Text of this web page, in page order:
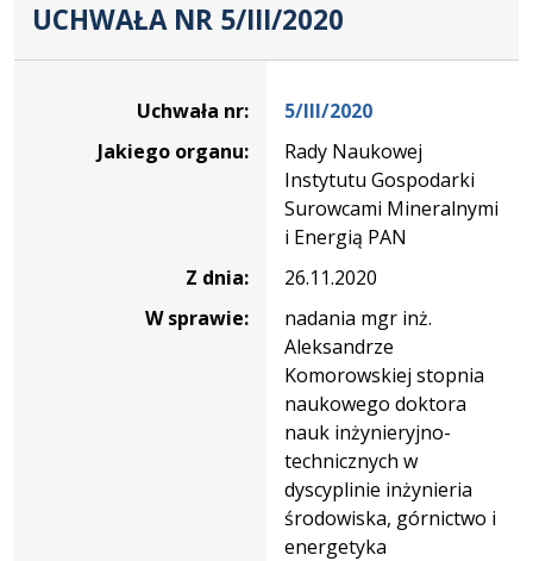
UCHWAŁA NR 5/III/2020
5/III/2020
Uchwała nr:
5/III/2020
Jakiego organu:
Rady Naukowej
Instytutu Gospodarki
Surowcami Mineralnymi
i Energią PAN
Z dnia:
26.11.2020
W sprawie:
nadania mgr inż.
Aleksandrze
Komorowskiej stopnia
naukowego doktora
nauk inżynieryjno-
technicznych w
dyscyplinie inżynieria
środowiska, górnictwo i
energetyka